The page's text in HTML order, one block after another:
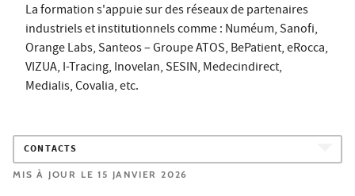
La formation s'appuie sur des réseaux de partenaires
industriels et institutionnels comme : Numéum, Sanofi,
Orange Labs, Santeos – Groupe ATOS, BePatient, eRocca,
VIZUA, I-Tracing, Inovelan, SESIN, Medecindirect,
Medialis, Covalia, etc.
CONTACTS
MIS À JOUR LE 15 JANVIER 2026